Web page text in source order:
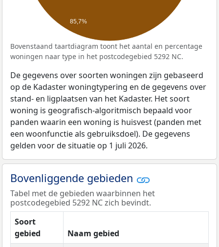
85,7%
Bovenstaand taartdiagram toont het aantal en percentage
woningen naar type in het postcodegebied 5292 NC.
De gegevens over soorten woningen zijn gebaseerd
op de Kadaster woningtypering en de gegevens over
stand- en ligplaatsen van het Kadaster. Het soort
woning is geografisch-algoritmisch bepaald voor
panden waarin een woning is huisvest (panden met
een woonfunctie als gebruiksdoel). De gegevens
gelden voor de situatie op 1 juli 2026.
Bovenliggende gebieden
Tabel met de gebieden waarbinnen het
postcodegebied 5292 NC zich bevindt.
Soort
gebied
Naam gebied